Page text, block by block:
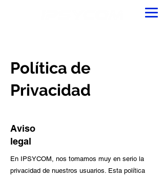
Política de
Privacidad
Aviso
legal
En IPSYCOM, nos tomamos muy en serio la
privacidad de nuestros usuarios. Esta política